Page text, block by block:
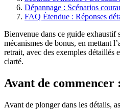
Dépannage : Scénarios
FAQ Étendue : Réponses
Bienvenue dans ce guide exhaustif
mécanismes de bonus, en mettant
retrait, avec des exemples détaillés
clarté.
Avant de commencer
Avant de plonger dans les détails,